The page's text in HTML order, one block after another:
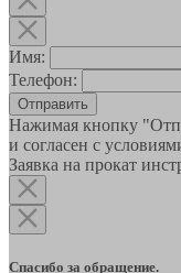
Имя:
Телефон:
Отправить
Нажимая кнопку
и согласен с
Заявка на прокат
Спасибо за обращение.